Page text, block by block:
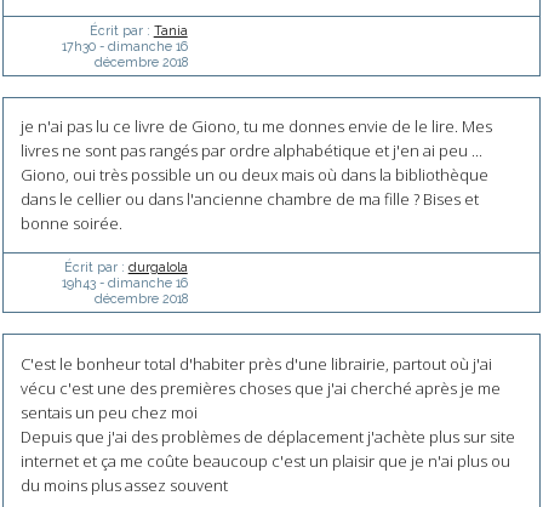
Écrit par : Tania
17h30- dimanche 16
décembre 2018
je n'ai pas lu ce livre de Giono, tu me donnes envie de le lire. Mes
livres ne sont pas rangés par ordre alphabétique et j'en ai peu ...
Giono, oui très possible un ou deux mais où dans la bibliothèque
dans le cellier ou dans l'ancienne chambre de ma fille ? Bises et
bonne soirée.
Écrit par : durgalola
19h43- dimanche 16
décembre 2018
C'est le bonheur total d'habiter près d'une librairie, partout où j'ai
vécu c'est une des premières choses que j'ai cherché après je me
sentais un peu chez moi
Depuis que j'ai des problèmes de déplacement j'achète plus sur site
internet et ça me coûte beaucoup c'est un plaisir que je n'ai plus ou
du moins plus assez souvent